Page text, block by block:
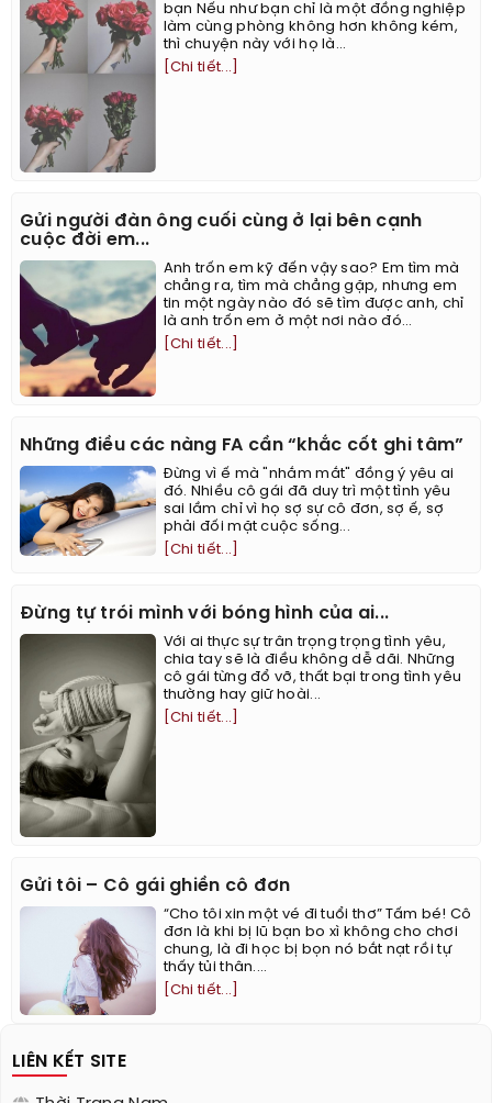
bạn Nếu như bạn chỉ là một đồng nghiệp
làm cùng phòng không hơn không kém,
thì chuyện này với họ là...
[Chi tiết...]
Gửi người đàn ông cuối cùng ở lại bên cạnh
cuộc đời em...
Anh trốn em kỹ đến vậy sao? Em tìm mà
chẳng ra, tìm mà chẳng gặp, nhưng em
tin một ngày nào đó sẽ tìm được anh, chỉ
là anh trốn em ở một nơi nào đó...
[Chi tiết...]
Những điều các nàng FA cần “khắc cốt ghi tâm”
Đừng vì ế mà "nhắm mắt" đồng ý yêu ai
đó. Nhiều cô gái đã duy trì một tình yêu
sai lầm chỉ vì họ sợ sự cô đơn, sợ ế, sợ
phải đối mặt cuộc sống...
[Chi tiết...]
Đừng tự trói mình với bóng hình của ai...
Với ai thực sự trân trọng trọng tình yêu,
chia tay sẽ là điều không dễ dãi. Những
cô gái từng đổ vỡ, thất bại trong tình yêu
thường hay giữ hoài...
[Chi tiết...]
Gửi tôi – Cô gái ghiền cô đơn
“Cho tôi xin một vé đi tuổi thơ” Tấm bé! Cô
đơn là khi bị lũ bạn bo xì không cho chơi
chung, là đi học bị bọn nó bắt nạt rồi tự
thấy tủi thân....
[Chi tiết...]
LIÊN KẾT SITE